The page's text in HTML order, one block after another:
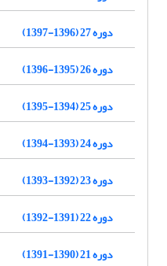
دوره 27 (1396-1397)
دوره 26 (1395-1396)
دوره 25 (1394-1395)
دوره 24 (1393-1394)
دوره 23 (1392-1393)
دوره 22 (1391-1392)
دوره 21 (1390-1391)